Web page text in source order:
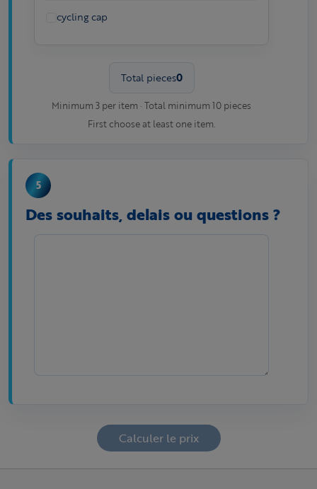
cycling cap
Total pieces0
Minimum 3 per item · Total minimum 10 pieces
First choose at least one item.
Des souhaits, delais ou questions ?
Calculer le prix